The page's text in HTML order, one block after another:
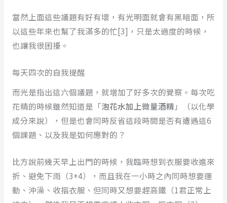
當然上面這些議題有好有壞，有光明面就會有黑暗面，所
以這些年來也幫了我滿多的忙[3]，只是太過度的時候，
也讓我很困擾。
每天四次的自我提醒
而光是指出這六個議題，就增加了好多次的覺察。每次吃
花精的時候雖然知道是「泡花水加上微量酒精 」（以化學
成分來說），但是也會同時反省這段時間是否有遭遇這6
個課題、以及我是如何應對的？
比方說前幾天早上出門的時候，我臨時想到衣服要收進來
折、避免下雨（3+4），而且我在一小時之內同時想要運
動、沖澡、收摺衣服、但同時又想要趕高鐵（1君正常上